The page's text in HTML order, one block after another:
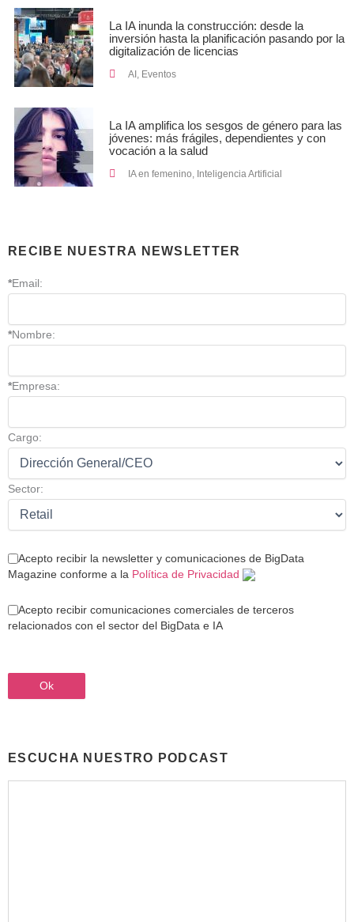
La IA inunda la construcción: desde la
inversión hasta la planificación pasando por la
digitalización de licencias
AI, Eventos
La IA amplifica los sesgos de género para las
jóvenes: más frágiles, dependientes y con
vocación a la salud
IA en femenino Inteligencia Artificial
RECIBE NUESTRA NEWSLETTER
*Email:
*Nombre:
*Empresa:
Cargo:
Sector:
Acepto recibir la newsletter y comunicaciones de BigData
Magazine conforme a la Política de Privacidad
Acepto recibir comunicaciones comerciales de terceros
relacionados con el sector del BigData e IA
ESCUCHA NUESTRO PODCAST